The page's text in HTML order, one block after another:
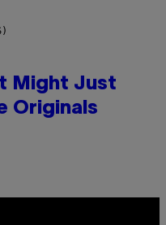
Might Just
Originals